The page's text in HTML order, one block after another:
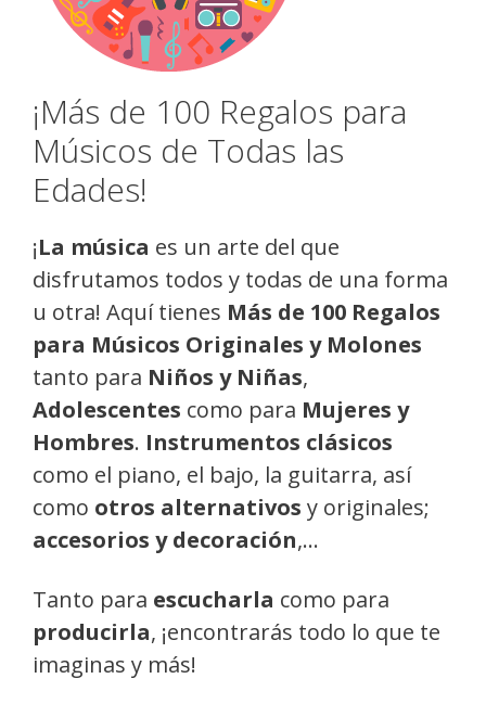
¡Más de 100 Regalos para
Músicos de Todas las
Edades!
¡La música es un arte del que
disfrutamos todos y todas de una forma
u otra! Aquí tienes Más de 100 Regalos
para Músicos Originales y Molones
tanto para Niños y Niñas,
Adolescentes como para Mujeres y
Hombres. Instrumentos clásicos
como el piano, el bajo, la guitarra, así
como otros alternativos y originales;
accesorios y decoración,…
Tanto para escucharla como para
producirla, ¡encontrarás todo lo que te
imaginas y más!